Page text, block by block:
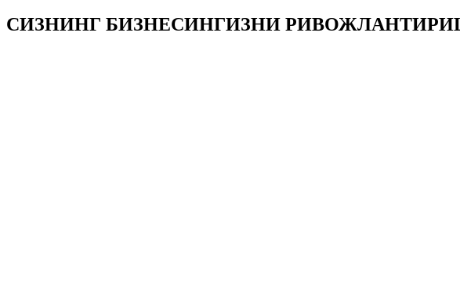
СИЗНИНГ БИЗНЕСИНГИЗНИ